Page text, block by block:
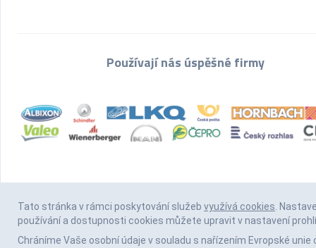
Používají nás úspěšné firmy
Tato stránka v rámci poskytování služeb využívá cookies.
používání a dostupnosti cookies můžete upravit v nastavení
Chráníme Vaše osobní údaje v souladu s nařízením Evropské unie